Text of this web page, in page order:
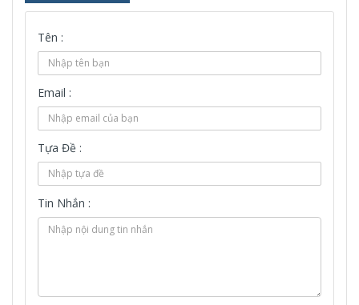
Tên :
Email :
Tựa Đề :
Tin Nhắn :